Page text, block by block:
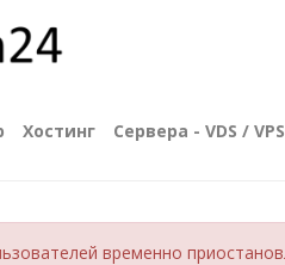
Хостинг Сервера - VDS / VPS
временно